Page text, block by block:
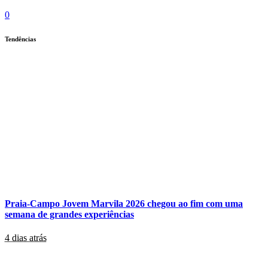
0
Tendências
Praia-Campo Jovem Marvila 2026 chegou ao fim com uma
semana de grandes experiências
4 dias atrás